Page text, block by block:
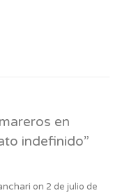
en
indefinido”
on 2 de julio de